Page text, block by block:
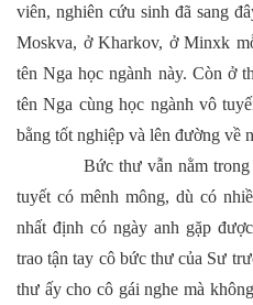
viên, nghiên cứu sinh đã sang
Moskva, ở Kharkov, ở Minxk
tên Nga học ngành này. Còn ở
tên Nga cùng học ngành vô
bằng tốt nghiệp và lên đường về
Bức thư vẫn nằm trong túi
tuyết có mênh mông, dù có
nhất định có ngày anh gặp
trao tận tay cô bức thư của Sư
thư ấy cho cô gái nghe mà